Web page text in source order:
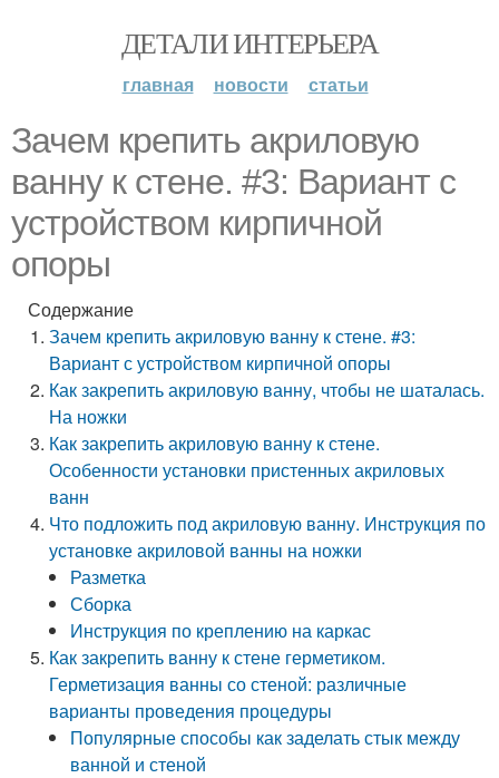
ДЕТАЛИ ИНТЕРЬЕРА
главная новости статьи
Зачем крепить акриловую
ванну к стене. #3: Вариант с
устройством кирпичной
опоры
Содержание
Зачем крепить акриловую ванну к стене. #3:
Вариант с устройством кирпичной опоры
Как закрепить акриловую ванну, чтобы не шаталась.
На ножки
Как закрепить акриловую ванну к стене.
Особенности установки пристенных акриловых
ванн
Что подложить под акриловую ванну. Инструкция по
установке акриловой ванны на ножки
Разметка
Сборка
Инструкция по креплению на каркас
Как закрепить ванну к стене герметиком.
Герметизация ванны со стеной: различные
варианты проведения процедуры
Популярные способы как заделать стык между
ванной и стеной